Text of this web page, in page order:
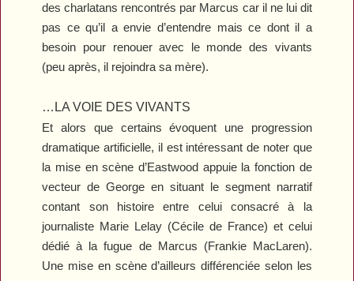
des charlatans rencontrés par Marcus car il ne lui dit
pas ce qu’il a envie d’entendre mais ce dont il a
besoin pour renouer avec le monde des vivants
(peu après, il rejoindra sa mère).
…LA VOIE DES VIVANTS
Et alors que certains évoquent une progression
dramatique artificielle, il est intéressant de noter que
la mise en scène d’Eastwood appuie la fonction de
vecteur de George en situant le segment narratif
contant son histoire entre celui consacré à la
journaliste Marie Lelay (Cécile de France) et celui
dédié à la fugue de Marcus (Frankie MacLaren).
Une mise en scène d’ailleurs différenciée selon les